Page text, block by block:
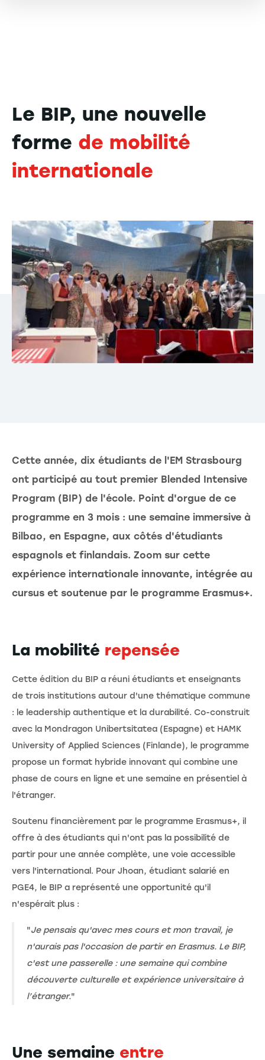
Le BIP, une nouvelle
forme de mobilité
internationale
Cette année, dix étudiants de l'EM Strasbourg
ont participé au tout premier Blended Intensive
Program (BIP) de l'école. Point d'orgue de ce
programme en 3 mois : une semaine immersive à
Bilbao, en Espagne, aux côtés d'étudiants
espagnols et finlandais. Zoom sur cette
expérience internationale innovante, intégrée au
cursus et soutenue par le programme Erasmus+.
La mobilité repensée
Cette édition du BIP a réuni étudiants et enseignants
de trois institutions autour d'une thématique commune
: le leadership authentique et la durabilité. Co-construit
avec la Mondragon Unibertsitatea (Espagne) et HAMK
University of Applied Sciences (Finlande), le programme
propose un format hybride innovant qui combine une
phase de cours en ligne et une semaine en présentiel à
l'étranger.
Soutenu financièrement par le programme Erasmus+, il
offre à des étudiants qui n'ont pas la possibilité de
partir pour une année complète, une voie accessible
vers l'international. Pour Jhoan, étudiant salarié en
PGE4, le BIP a représenté une opportunité qu'il
n'espérait plus :
"Je pensais qu'avec mes cours et mon travail, je
n'aurais pas l'occasion de partir en Erasmus. Le BIP,
c'est une passerelle : une semaine qui combine
découverte culturelle et expérience universitaire à
l’étranger."
Une semaine entre